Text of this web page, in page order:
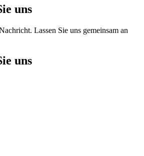
uns
Lassen Sie uns gemeinsam an
uns